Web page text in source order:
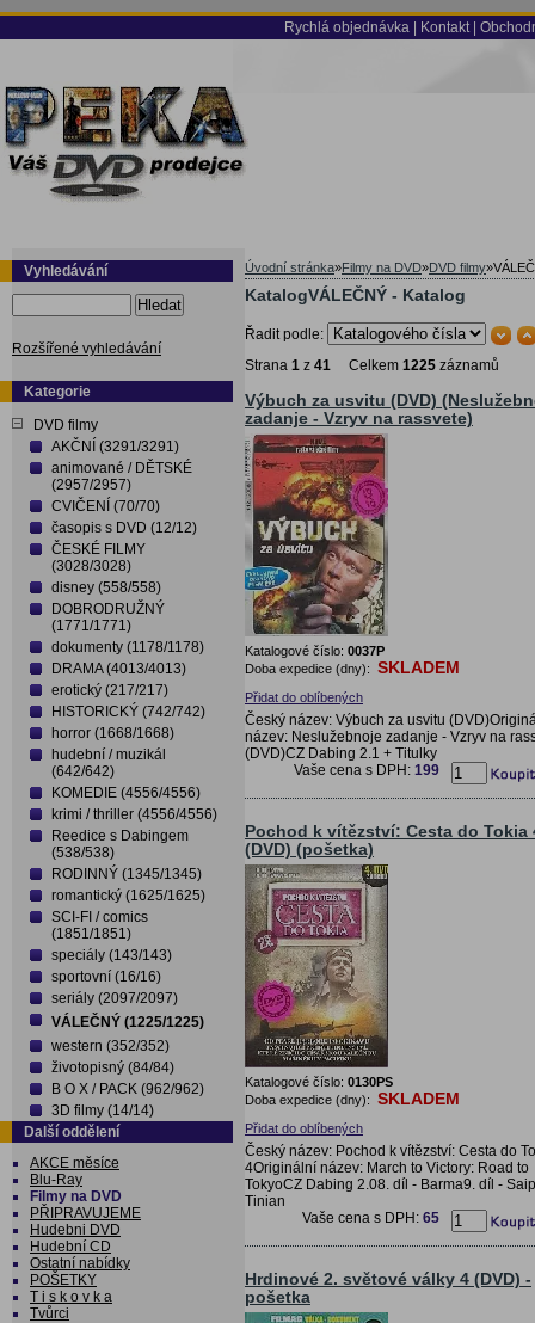
Rychlá objednávka Kontakt
Vyhledávání
Hledat
Rozšířené vyhledávání
Kategorie
DVD filmy
AKČNÍ (3291/3291)
animované / DĚTSKÉ
(2957/2957)
CVIČENÍ (70/70)
časopis s DVD (12/12)
ČESKÉ FILMY
(3028/3028)
disney (558/558)
DOBRODRUŽNÝ
(1771/1771)
dokumenty (1178/1178)
DRAMA (4013/4013)
erotický (217/217)
HISTORICKÝ (742/742)
horror (1668/1668)
hudební / muzikál
(642/642)
KOMEDIE (4556/4556)
krimi / thriller (4556/4556)
Reedice s Dabingem
(538/538)
RODINNÝ (1345/1345)
romantický (1625/1625)
SCI-FI / comics
(1851/1851)
speciály (143/143)
sportovní (16/16)
seriály (2097/2097)
VÁLEČNÝ (1225/1225)
western (352/352)
životopisný (84/84)
B O X / PACK (962/962)
3D filmy (14/14)
Další oddělení
AKCE měsíce
Blu-Ray
Filmy na DVD
PŘIPRAVUJEME
Hudebni DVD
Hudební CD
Ostatní nabídky
POŠETKY
T i s k o v k a
Tvůrci
Úvodní stránka»Filmy na DVD»DVD filmy»
KatalogVÁLEČNÝ - Katalog
Řadit podle:
Strana 1 z 41 Celkem 1225 záznamů
Výbuch za usvitu (DVD)
zadanje - Vzryv na rassvete)
Katalogové číslo: 0037P
Doba expedice (dny): SKLADEM
Přidat do oblíbených
Český název: Výbuch za usvitu
název: Neslužebnoje zadanje - Vzryv na
(DVD)CZ Dabing 2.1 + Titulky
Vaše cena s DPH: 199
Pochod k vítězství: Cesta do Tokia
(DVD) (pošetka)
Katalogové číslo: 0130PS
Doba expedice (dny): SKLADEM
Přidat do oblíbených
Český název: Pochod k vítězství: Cesta do
4Originální název: March to Victory: Road to
TokyoCZ Dabing 2.08. díl - Barma9. díl -
Tinian
Vaše cena s DPH: 65
Hrdinové 2. světové války 4 (DVD) -
pošetka